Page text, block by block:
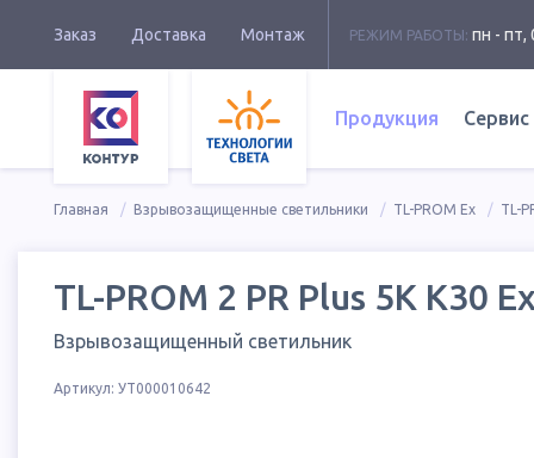
Заказ Доставка Монтаж РЕЖИМ РАБОТЫ: пн - пт,
Продукция Сервис
Главная Взрывозащищенные светильники TL-PROM Ex TL-
TL-PROM 2 PR Plus 5K К30
Взрывозащищенный светильник
Артикул: УТ000010642